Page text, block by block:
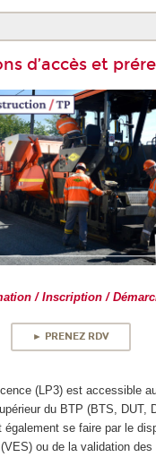
d’accès et
/ Inscription /
► PRENEZ RDV
(LP3) est accessible
du BTP (BTS, DUT,
également se faire par le
ou de la validation des